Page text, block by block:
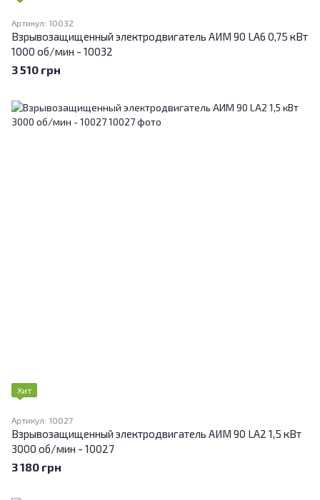
Артикул: 10032
Взрывозащищенный электродвигатель АИМ 90 LA6 0,75 кВт
1000 об/мин - 10032
3 510 грн
Хит
Артикул: 10027
Взрывозащищенный электродвигатель АИМ 90 LА2 1,5 кВт
3000 об/мин - 10027
3 180 грн